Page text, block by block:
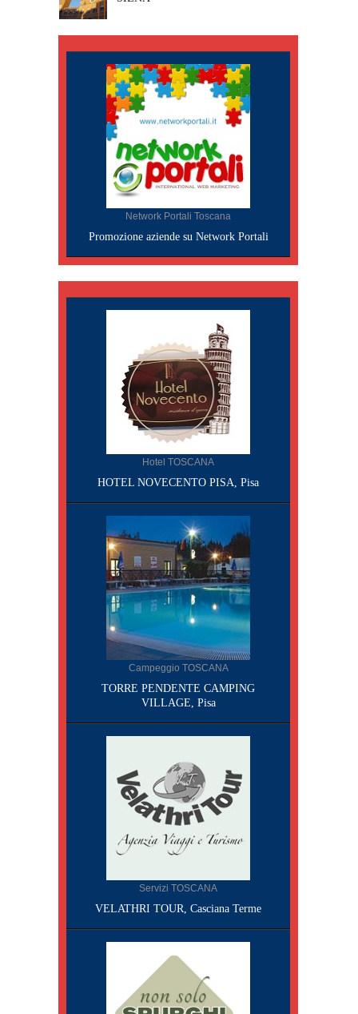
Network Portali Toscana
Promozione aziende su Network Portali
Hotel TOSCANA
HOTEL NOVECENTO PISA, Pisa
Campeggio TOSCANA
TORRE PENDENTE CAMPING
VILLAGE, Pisa
Servizi TOSCANA
VELATHRI TOUR, Casciana Terme